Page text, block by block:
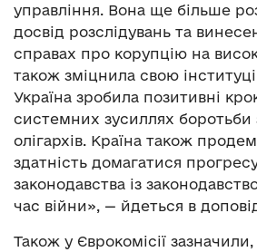
управління. Вона ще більше
досвід розслідувань та
справах про корупцію на
також зміцнила свою
Україна зробила позитивні
системних зусиллях боротьби
олігархів. Країна також
здатність домагатися
законодавства із
час війни», — йдеться в
Також у Єврокомісії